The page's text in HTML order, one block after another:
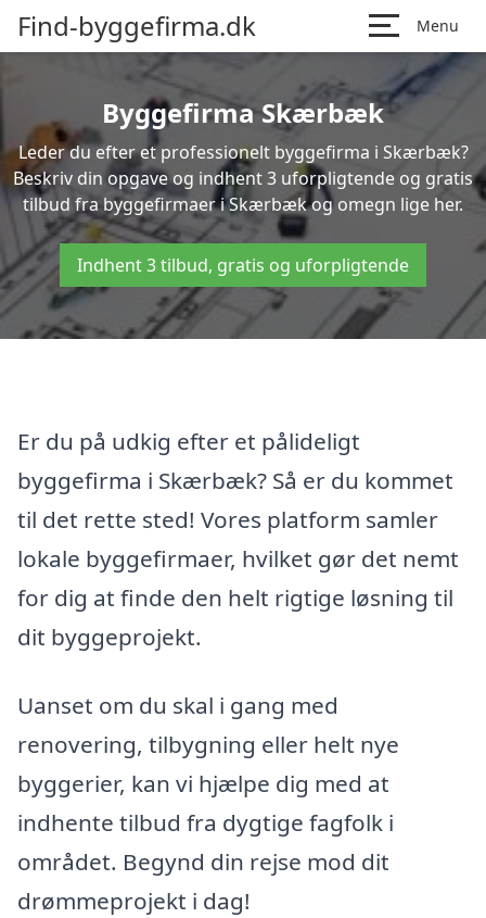
Find-byggefirma.dk Menu
Byggefirma Skærbæk
Leder du efter et professionelt byggefirma i Skærbæk?
Beskriv din opgave og indhent 3 uforpligtende og gratis
tilbud fra byggefirmaer i Skærbæk og omegn lige her.
Indhent 3 tilbud, gratis og uforpligtende
Er du på udkig efter et pålideligt
byggefirma i Skærbæk? Så er du kommet
til det rette sted! Vores platform samler
lokale byggefirmaer, hvilket gør det nemt
for dig at finde den helt rigtige løsning til
dit byggeprojekt.
Uanset om du skal i gang med
renovering, tilbygning eller helt nye
byggerier, kan vi hjælpe dig med at
indhente tilbud fra dygtige fagfolk i
området. Begynd din rejse mod dit
drømmeprojekt i dag!